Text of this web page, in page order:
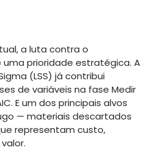
a luta contra o
prioridade estratégica. A
(LSS) já contribui
de variáveis na fase Medir
E um dos principais alvos
— materiais descartados
representam custo,